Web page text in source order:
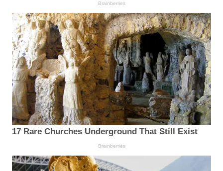
Brainberries
17 Rare Churches Underground That Still Exist
Brainberries